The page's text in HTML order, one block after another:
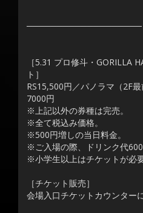
───────────────────
［5.31 プロ修斗・GORILLA
ト］
RS15,500円／パノラマ（2F
7000円
※上記以外の券種は完売。
※全て税込み価格。
※500円増しの当日料金。
※ご入場の際、ドリンク代600
※小学生以上はチケットが必要
［チケット販売］
会場入口チケットカウンター